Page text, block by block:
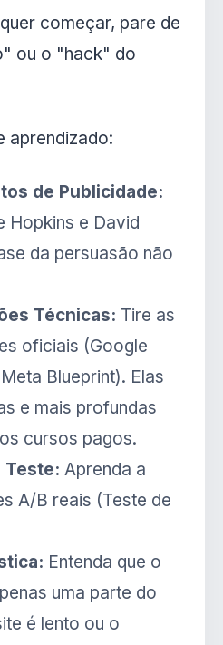
começar, pare de
ou o "hack" do
aprendizado:
de Publicidade:
Hopkins e David
da persuasão não
Técnicas: Tire as
oficiais (Google
Blueprint). Elas
e mais profundas
cursos pagos.
Teste: Aprenda a
A/B reais (Teste de
Entenda que o
uma parte do
é lento ou o